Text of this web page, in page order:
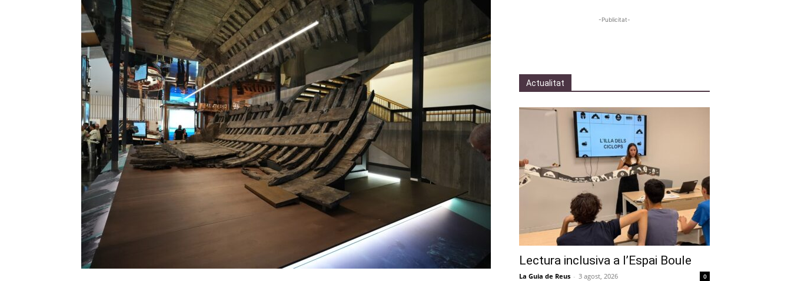
-Publicitat-
Actualitat
Lectura inclusiva a l’Espai Boule
La Guia de Reus - 3 agost, 2026 0